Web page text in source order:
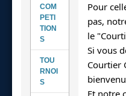
COM
PETI
TION
S
TOU
RNOI
S
Pour
pas,
le
Si vous
Courtier